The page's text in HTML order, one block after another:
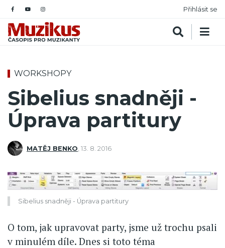
Přihlásit se
WORKSHOPY
Sibelius snadněji -
Úprava partitury
MATĚJ BENKO 13. 8. 2016
Sibelius snadněji - Úprava partitury
O tom, jak upravovat party, jsme už trochu psali
v minulém díle. Dnes si toto téma